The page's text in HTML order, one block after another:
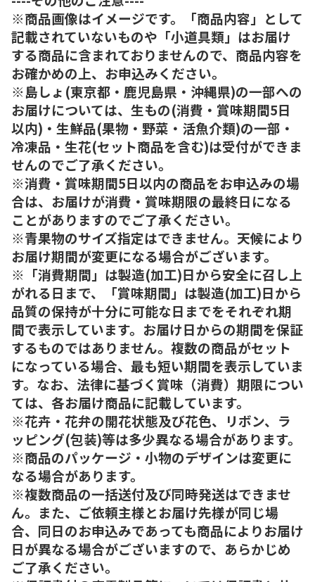
※商品画像はイメージです。「商品内容」として
記載されていないものや「小道具類」はお届け
する商品に含まれておりませんので、商品内容を
お確かめの上、お申込みください。
※島しょ(東京都・鹿児島県・沖縄県)の一部への
お届けについては、生もの(消費・賞味期間5日
以内)・生鮮品(果物・野菜・活魚介類)の一部・
冷凍品・生花(セット商品を含む)は受付ができま
せんのでご了承ください。
※消費・賞味期間5日以内の商品をお申込みの場
合は、お届けが消費・賞味期限の最終日になる
ことがありますのでご了承ください。
※青果物のサイズ指定はできません。天候により
お届け期間が変更になる場合がございます。
※「消費期間」は製造(加工)日から安全に召し上
がれる日まで、「賞味期間」は製造(加工)日から
品質の保持が十分に可能な日までをそれぞれ期
間で表示しています。お届け日からの期間を保証
するものではありません。複数の商品がセット
になっている場合、最も短い期間を表示していま
す。なお、法律に基づく賞味（消費）期限につい
ては、各お届け商品に記載しています。
※花卉・花弁の開花状態及び花色、リボン、ラ
ッピング(包装)等は多少異なる場合があります。
※商品のパッケージ・小物のデザインは変更に
なる場合があります。
※複数商品の一括送付及び同時発送はできませ
ん。また、ご依頼主様とお届け先様が同じ場
合、同日のお申込みであっても商品によりお届け
日が異なる場合がございますので、あらかじめ
ご了承ください。